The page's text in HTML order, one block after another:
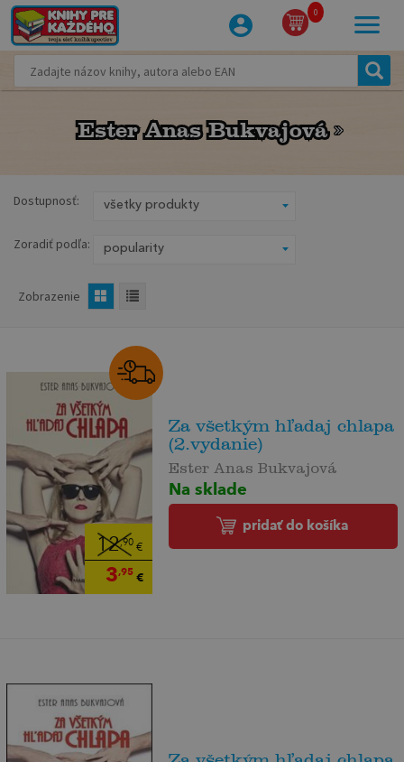
0
Ester Anas Bukvajová
Ester Anas Bukvajová
Dostupnosť:
Zoradiť podľa:
Zobrazenie
12,90€
3,95€
Za všetkým hľadaj chlapa
(2.vydanie)
Ester Anas Bukvajová
Na sklade
pridať do košíka